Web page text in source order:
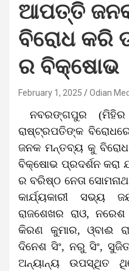
ଆପତ୍ତି
ବିରୋଧ କରି
ର ବିକ୍ଷୋଭ
February 1, 2025 Odian
ନବରଙ୍ଗପୁର (ମିହିର
ରାଷ୍ଟ୍ରପତିଙ୍କ
ଜନକ ମନ୍ତବ୍ୟ କୁ
ବିକ୍ଷୋଭ ପ୍ରଦର୍ଶନ କରା
ର ବରିଷ୍ଠ ନେତା ସୋମନାଥ
କାର୍ଯ୍ୟକାରୀ ସଭ୍ୟ
ରାଜଶେଖର ରାଓ,
କିରଣ କୁମାର, ଓ୍ବାଈ
ଦିନେଶ ସିଂ, ନରୁ ସିଂ,
ଅନ୍ୟାନ୍ୟ ଉପସ୍ଥିତ